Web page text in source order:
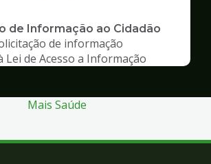
de Informação ao Cidadão
de informação
de Acesso a Informação
Mais Saúde